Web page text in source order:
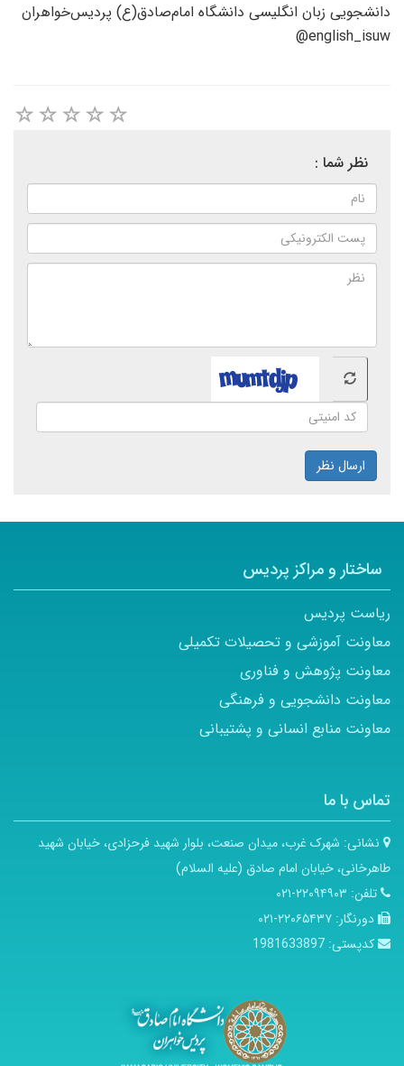
دانشجویی زبان انگلیسی دانشگاه امام‌صادق(ع) پردیس‌خواهران
english_isuw
@
نظر شما :
ارسال نظر
ساختار و مراکز پردیس
ریاست پردیس
معاونت آموزشی و تحصیلات تکمیلی
معاونت پژوهش و فناوری
معاونت دانشجویی و فرهنگی
معاونت منابع انسانی و پشتیبانی
تماس با ما
نشانی: شهرک غرب، میدان صنعت، بلوار شهید فرحزادی، خیابان شهید
طاهرخانی، خیابان امام صادق (علیه السلام)
تلفن: ۲۲۰۹۴۹۰۳-۰۲۱
دورنگار: ۲۲۰۶۵۴۳۷-۰۲۱
کدپستی: 1981633897